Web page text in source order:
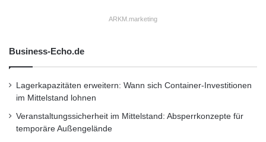
ARKM.marketing
Business-Echo.de
Lagerkapazitäten erweitern: Wann sich Container-Investitionen
im Mittelstand lohnen
Veranstaltungssicherheit im Mittelstand: Absperrkonzepte für
temporäre Außengelände